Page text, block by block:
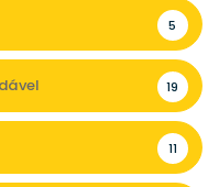
5
19
11